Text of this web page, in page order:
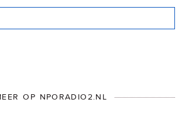
OP NPORADIO2.NL